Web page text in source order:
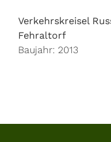
Verkehrskreisel
Fehraltorf
Baujahr: 2013